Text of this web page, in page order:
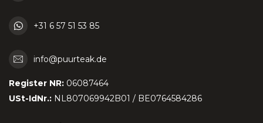
+31 6 57 51 53 85
info@puurteak.de
Register NR: 06087464
USt-IdNr.: NL807069942B01 / BE0764584286